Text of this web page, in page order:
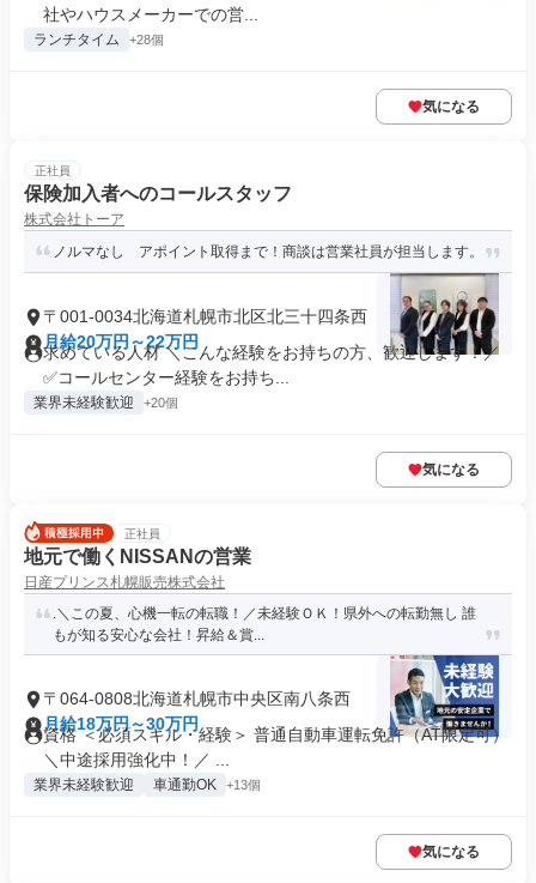
社やハウスメーカーでの営...
ランチタイム +28個
気になる
正社員
保険加入者へのコールスタッフ
株式会社トーア
ノルマなし アポイント取得まで！商談は営業社員が担当します。
〒001-0034北海道札幌市北区北三十四条西
月給20万円～22万円
求めている人材 ＼こんな経験をお持ちの方、歓迎します！／
✅コールセンター経験をお持ち...
業界未経験歓迎 +20個
気になる
正社員
地元で働くNISSANの営業
日産プリンス札幌販売株式会社
.＼この夏、心機一転の転職！／未経験ＯＫ！県外への転勤無し 誰
もが知る安心な会社！昇給＆賞...
〒064-0808北海道札幌市中央区南八条西
月給18万円～30万円
資格 ＜必須スキル・経験＞ 普通自動車運転免許（AT限定可）
＼中途採用強化中！／ ...
業界未経験歓迎 車通勤OK +13個
気になる